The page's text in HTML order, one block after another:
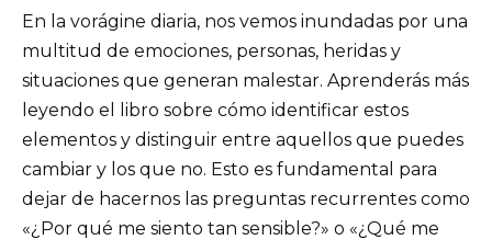
En la vorágine diaria, nos vemos inundadas por una
multitud de emociones, personas, heridas y
situaciones que generan malestar. Aprenderás más
leyendo el libro sobre cómo identificar estos
elementos y distinguir entre aquellos que puedes
cambiar y los que no. Esto es fundamental para
dejar de hacernos las preguntas recurrentes como
«¿Por qué me siento tan sensible?» o «¿Qué me